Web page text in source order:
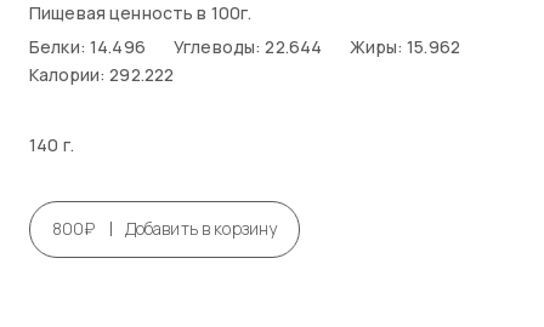
Пищевая ценность в 100г.
Белки: 14.496
Углеводы: 22.644
Жиры: 15.962
Калории: 292.222
140 г.
800₽ | Добавить в корзину